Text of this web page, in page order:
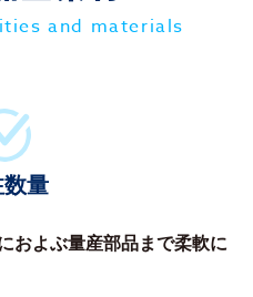
and materials
数量
およぶ量産部品まで柔軟に